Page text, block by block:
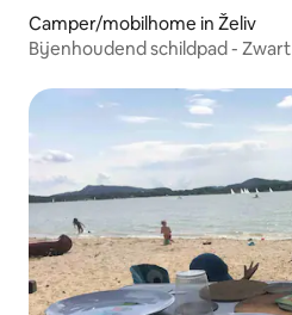
Camper/mobilhome in Želiv
Bijenhoudend schildpad - Zwart